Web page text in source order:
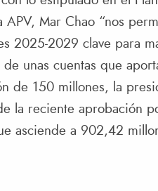
Mar Chao “nos
2025-2029 clave para
unas cuentas que
de 150 millones, la
la reciente aprobación
asciende a 902,42